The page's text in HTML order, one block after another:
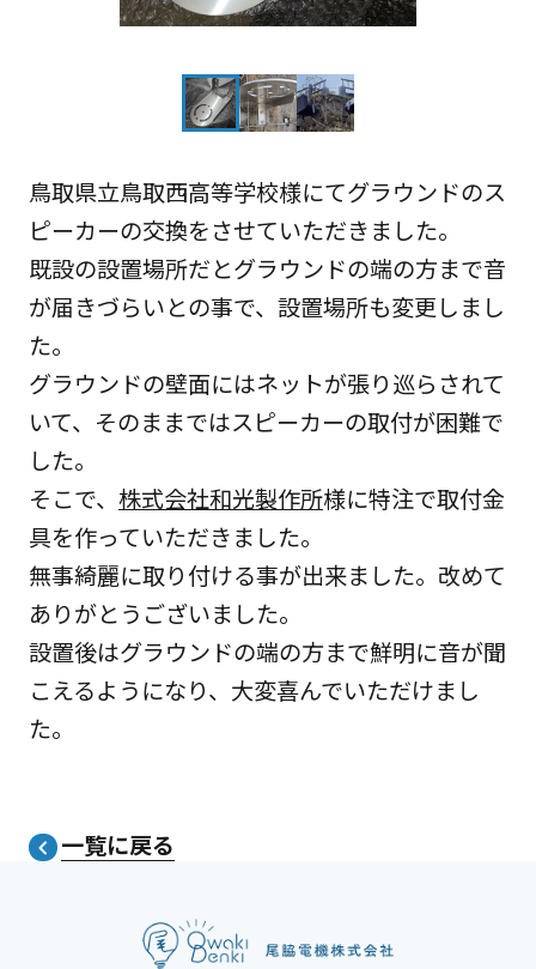
鳥取県立鳥取西高等学校様にてグラウンドのス
ピーカーの交換をさせていただきました。
既設の設置場所だとグラウンドの端の方まで音
が届きづらいとの事で、設置場所も変更しまし
た。
グラウンドの壁面にはネットが張り巡らされて
いて、そのままではスピーカーの取付が困難で
した。
そこで、 株式会社和光製作所様に特注で取付金
具を作っていただきました。
無事綺麗に取り付ける事が出来ました。改めて
ありがとうございました。
設置後はグラウンドの端の方まで鮮明に音が聞
こえるようになり、大変喜んでいただけまし
た。
navigate_next一覧に戻る